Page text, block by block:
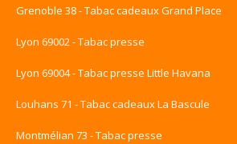
Grenoble 38 - Tabac cadeaux Grand Place
Lyon 69002 - Tabac presse
Lyon 69004 - Tabac presse Little Havana
Louhans 71 - Tabac cadeaux La Bascule
Montmélian 73 - Tabac presse